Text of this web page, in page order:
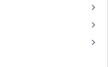
keyboard_arrow_right
keyboard_arrow_right
keyboard_arrow_right